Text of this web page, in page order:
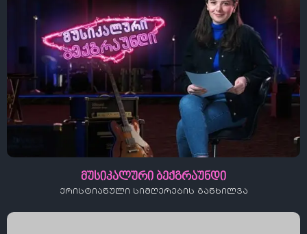
მუსიკალური ბექგრაუნდი
ქრისტიანული სიმღერების განხილვა